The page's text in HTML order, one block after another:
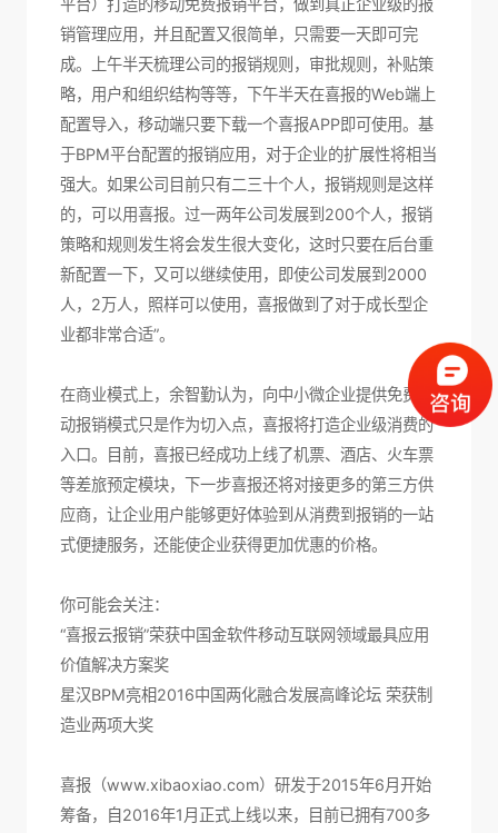
销管理应用，并且配置又很简单，只需要一天即可完
成。上午半天梳理公司的报销规则，审批规则，补贴策
略，用户和组织结构等等，下午半天在喜报的Web端上
配置导入，移动端只要下载一个喜报APP即可使用。基
于BPM平台配置的报销应用，对于企业的扩展性将相当
强大。如果公司目前只有二三十个人，报销规则是这样
的，可以用喜报。过一两年公司发展到200个人，报销
策略和规则发生将会发生很大变化，这时只要在后台重
新配置一下，又可以继续使用，即使公司发展到2000
人，2万人，照样可以使用，喜报做到了对于成长型企
业都非常合适”。
在商业模式上，余智勤认为，向中小微企业提供免费移
动报销模式只是作为切入点，喜报将打造企业级消费的
入口。目前，喜报已经成功上线了机票、酒店、火车票
等差旅预定模块，下一步喜报还将对接更多的第三方供
应商，让企业用户能够更好体验到从消费到报销的一站
式便捷服务，还能使企业获得更加优惠的价格。
你可能会关注：
“喜报云报销”荣获中国金软件移动互联网领域最具应用
价值解决方案奖
星汉BPM亮相2016中国两化融合发展高峰论坛 荣获制
造业两项大奖
喜报（www.xibaoxiao.com）研发于2015年6月开始
筹备，自2016年1月正式上线以来，目前已拥有700多